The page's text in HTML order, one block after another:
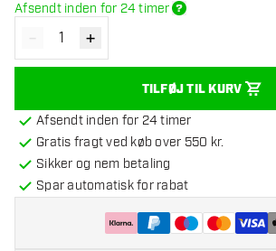
Afsendt inden for 24 timer
Reducér antal
- Øg antal
+
TILFØJ TIL KURV
Afsendt inden for 24 timer
Gratis fragt ved køb over 550 kr.
Sikker og nem betaling
Spar automatisk for rabat